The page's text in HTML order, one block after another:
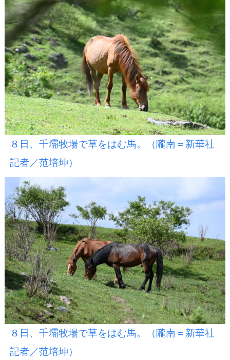
８日、千壩牧場で草をはむ馬。（隴南＝新華社
記者／范培珅）
８日、千壩牧場で草をはむ馬。（隴南＝新華社
記者／范培珅）